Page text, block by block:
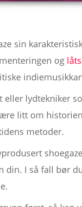
sin
og
eller lydtekniker
litt om
metoder.
din. I så fall bør